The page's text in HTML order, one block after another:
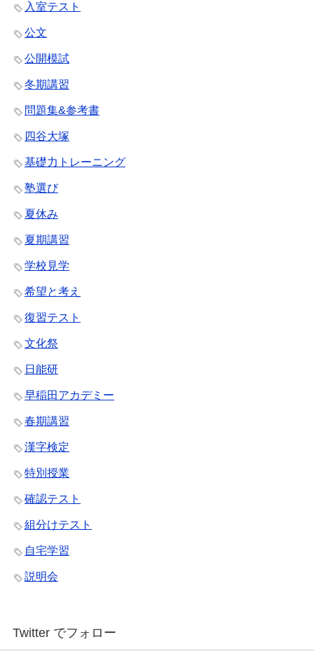
入室テスト
公文
公開模試
冬期講習
問題集&参考書
四谷大塚
基礎力トレーニング
塾選び
夏休み
夏期講習
学校見学
希望と考え
復習テスト
文化祭
日能研
早稲田アカデミー
春期講習
漢字検定
特別授業
確認テスト
組分けテスト
自宅学習
説明会
Twitter でフォロー